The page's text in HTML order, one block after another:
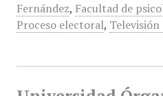
Fernández, Facultad de
Proceso electoral,